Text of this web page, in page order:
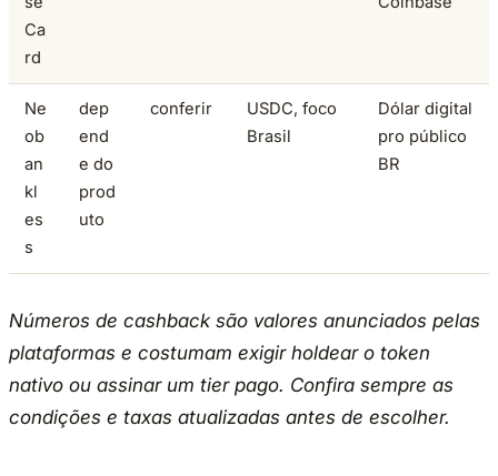
Ca
rd
Ne
ob
an
kl
es
s
dep
end
e do
prod
uto
conferir
USDC, foco
Brasil
Dólar digital
pro público
BR
Números de cashback são valores anunciados pelas
plataformas e costumam exigir holdear o token
nativo ou assinar um tier pago. Confira sempre as
condições e taxas atualizadas antes de escolher.